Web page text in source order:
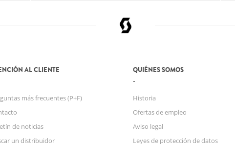
AL CLIENTE
más frecuentes (P+F)
de noticias
un distribuidor
QUIÉNES SOMOS
Historia
Ofertas de empleo
Aviso legal
Leyes de protección de datos